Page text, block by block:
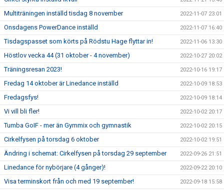
Multiträningen inställd tisdag 8 november 2022-11-07 23:01
Onsdagens PowerDance inställd 2022-11-07 16:40
Tisdagspasset som körts på Rödstu Hage flyttar in! 2022-11-06 13:30
Höstlov vecka 44 (31 oktober - 4 november) 2022-10-27 20:02
Träningsresan 2023! 2022-10-16 19:17
Fredag 14 oktober är Linedance inställd 2022-10-09 18:53
Fredagsfys! 2022-10-09 18:14
Vi vill bli fler! 2022-10-02 20:17
Tumba GoIF - mer än Gymmix och gymnastik 2022-10-02 20:15
Cirkelfysen på torsdag 6 oktober 2022-10-02 19:51
Ändring i schemat: Cirkelfysen på torsdag 29 september 2022-09-26 21:51
Linedance för nybörjare (4 gånger)! 2022-09-22 20:10
Visa terminskort från och med 19 september! 2022-09-18 15:58